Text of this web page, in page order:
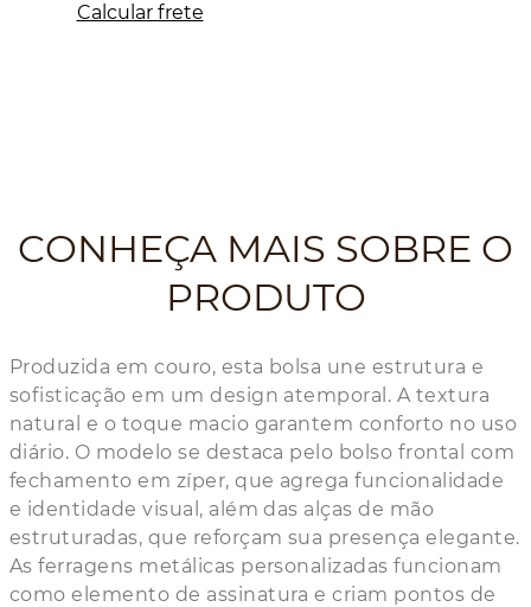
Calcular frete
CONHEÇA MAIS SOBRE O
PRODUTO
Produzida em couro, esta bolsa une estrutura e
sofisticação em um design atemporal. A textura
natural e o toque macio garantem conforto no uso
diário. O modelo se destaca pelo bolso frontal com
fechamento em zíper, que agrega funcionalidade
e identidade visual, além das alças de mão
estruturadas, que reforçam sua presença elegante.
As ferragens metálicas personalizadas funcionam
como elemento de assinatura e criam pontos de